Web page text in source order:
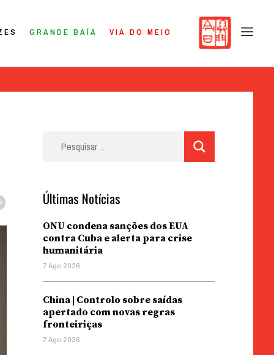
GRANDE BAÍA VIA DO MEIO
Últimas Notícias
ONU condena sanções dos EUA
contra Cuba e alerta para crise
humanitária
7 Ago 2026
China | Controlo sobre saídas
apertado com novas regras
fronteiriças
7 Ago 2026